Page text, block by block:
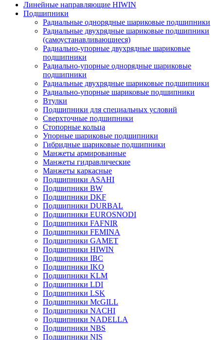
Линейные направляющие HIWIN
Подшипники
Радиальные однорядные шариковые подшипники
Радиальные двухрядные шариковые подшипники
(самоустанавливающиеся)
Радиально-упорные двухрядные шариковые
подшипники
Радиально-упорные однорядные шариковые
подшипники
Радиальные двухрядные шариковые подшипники
Радиально-упорные шариковые подшипники
Втулки
Подшипники для специальных условий
Сверхточные подшипники
Стопорные кольца
Упорные шариковые подшипники
Гибридные шариковые подшипники
Манжеты армированные
Манжеты гидравлические
Манжеты каркасные
Подшипники ASAHI
Подшипники BW
Подшипники DKF
Подшипники DURBAL
Подшипники EUROSNODI
Подшипники FAFNIR
Подшипники FEMINA
Подшипники GAMET
Подшипники HIWIN
Подшипники IBC
Подшипники IKO
Подшипники KLM
Подшипники LDI
Подшипники LSK
Подшипники McGILL
Подшипники NACHI
Подшипники NADELLA
Подшипники NBS
Подшипники NIS